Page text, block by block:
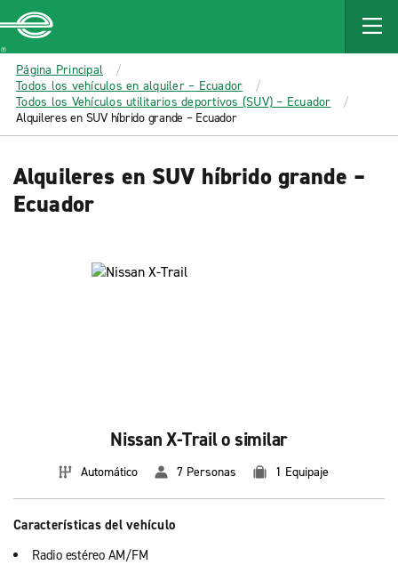
MAIN
CONTENT
Enterprise
Página Principal
Todos los vehículos en alquiler – Ecuador
Todos los Vehículos utilitarios deportivos (SUV) – Ecuador
Alquileres en SUV híbrido grande – Ecuador
Alquileres en SUV híbrido grande –
Ecuador
Nissan X-Trail o similar
Automático 7 Personas 1 Equipaje
Características del vehículo
Radio estéreo AM/FM